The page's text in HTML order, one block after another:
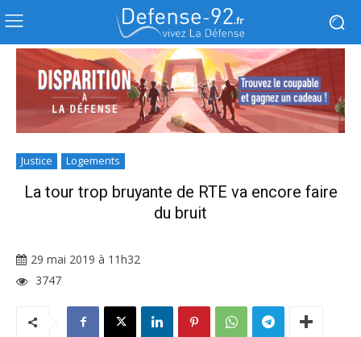
Justice Logements
La tour trop bruyante de RTE va encore faire
du bruit
29 mai 2019 à 11h32
3747